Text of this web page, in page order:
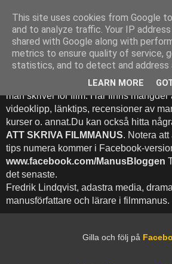
Att Skriva
Bloggen
Denna blogg inehhåller runt 500 (!)
man skriver för film. Här finns mängder
videoklipp, länktips, recensioner av
kurser o. annat.Du kan också hitta
ATT SKRIVA FILMMANUS. Notera
tips numera kommer i Facebook-
www.facebook.com/ManusBloggen
det senaste.
Fredrik Lindqvist, adastra media,
manusförfattare och lärare i filmmanus.
Gilla och följ på
This site uses cookies from Google
and to analyze traffic. Your IP
shared with Google along with
metrics to ensure quality of service,
statistics, and to detect and address
LEARN MORE